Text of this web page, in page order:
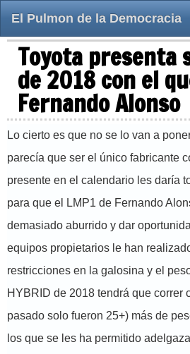
El Pulmon de la Democracia
Toyota presenta
de 2018 con el
Fernando Alonso
Lo cierto es que no se lo van a
parecía que ser el único fabricante
presente en el calendario les daría
para que el LMP1 de Fernando
demasiado aburrido y dar
equipos propietarios le han
restricciones en la galosina y el
HYBRID de 2018 tendrá que correr
pasado solo fueron 25+) más de
los que se les ha permitido